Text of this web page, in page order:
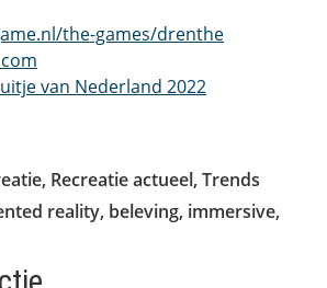
the-games/drenthe
van Nederland 2022
, Recreatie actueel, Trends
reality, beleving, immersive,